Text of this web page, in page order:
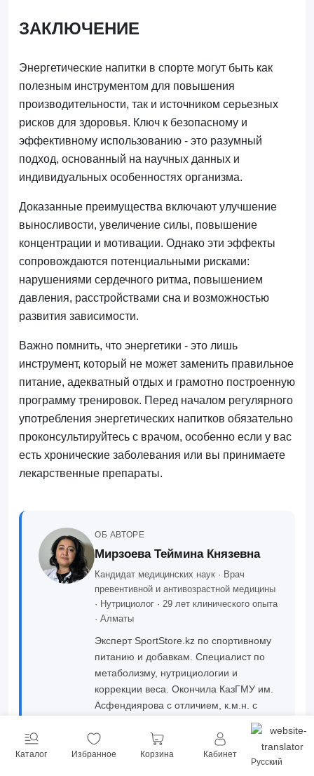
ЗАКЛЮЧЕНИЕ
Энергетические напитки в спорте могут быть как
полезным инструментом для повышения
производительности, так и источником серьезных
рисков для здоровья. Ключ к безопасному и
эффективному использованию - это разумный
подход, основанный на научных данных и
индивидуальных особенностях организма.
Доказанные преимущества включают улучшение
выносливости, увеличение силы, повышение
концентрации и мотивации. Однако эти эффекты
сопровождаются потенциальными рисками:
нарушениями сердечного ритма, повышением
давления, расстройствами сна и возможностью
развития зависимости.
Важно помнить, что энергетики - это лишь
инструмент, который не может заменить правильное
питание, адекватный отдых и грамотно построенную
программу тренировок. Перед началом регулярного
употребления энергетических напитков обязательно
проконсультируйтесь с врачом, особенно если у вас
есть хронические заболевания или вы принимаете
лекарственные препараты.
ОБ АВТОРЕ
Мирзоева Теймина Князевна
Кандидат медицинских наук · Врач
превентивной и антивозрастной медицины
· Нутрициолог · 29 лет клинического опыта
· Алматы
Эксперт SportStore.kz по спортивному
питанию и добавкам. Специалист по
метаболизму, нутрициологии и
коррекции веса. Окончила КазГМУ им.
Асфендиярова с отличием, к.м.н. с
Подробнее об авторе →
Каталог Избранное Корзина Кабинет
Русский